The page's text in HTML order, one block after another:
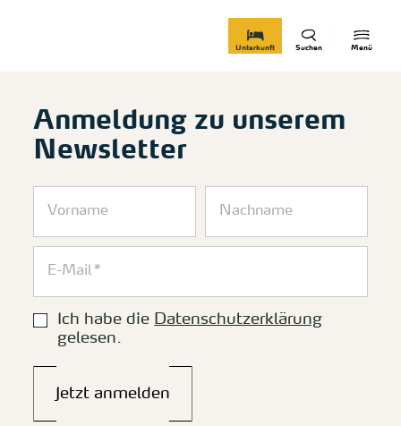
Menü
Suchen
Unterkunft
Anmeldung zu unserem
Newsletter
Ich habe die Datenschutzerklärung
gelesen.
Jetzt anmelden